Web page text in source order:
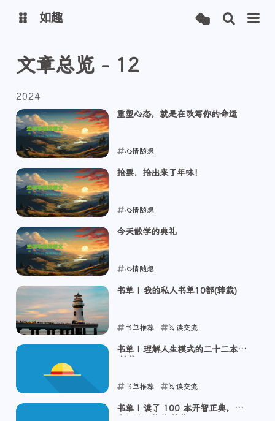
首页 博客（线路一）
安知鱼主题
如趣
文章总览 - 12
2024
重塑心态，就是在改写你的命运
心情随想
2024-01-17
抢票，抢出来了年味！
心情随想
2024-01-12
今天散学的典礼
心情随想
2024-01-12
书单 | 我的私人书单10部(转载)
书单推荐 阅读交流
2024-01-11
书单 | 理解人生模式的二十二本书
书单推荐 阅读交流
2024-01-11
书单 | 读了 100 本开智正典，我